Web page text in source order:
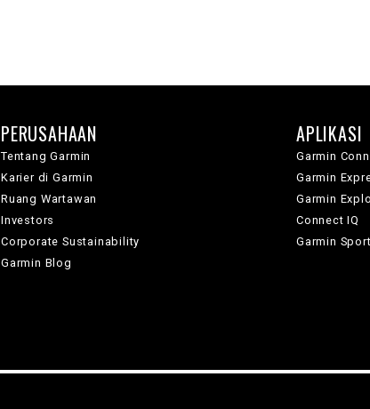
PERUSAHAAN
Tentang Garmin
Karier di Garmin
Ruang Wartawan
Investors
Corporate Sustainability
Garmin Blog
APLIKASI
Garmin
Garmin
Garmin
Connect IQ
Garmin